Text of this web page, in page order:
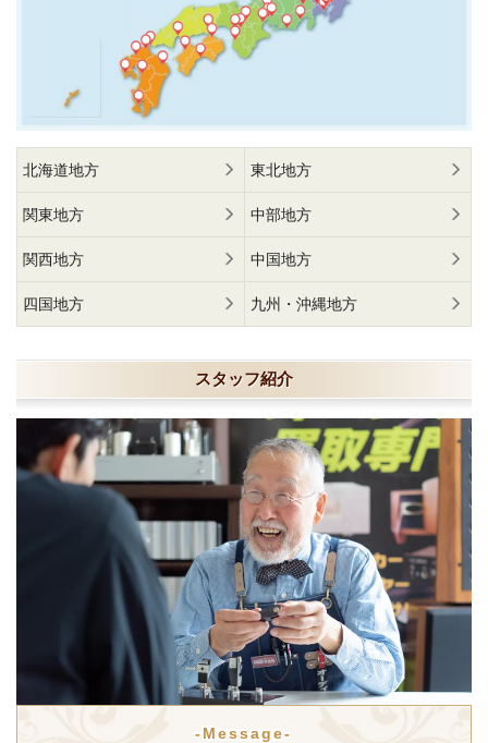
北海道地方 東北地方
関東地方 中部地方
関西地方 中国地方
四国地方 九州・沖縄地方
スタッフ紹介
-Message-